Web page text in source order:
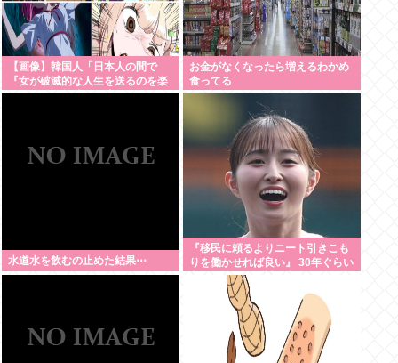
【画像】韓国人「日本人の間で
『女が破滅的な人生を送るのを楽
しむ陰湿な趣味』が流行ってい
お金がなくなったら増えるわかめ
食ってる
水道水を飲むの止めた結果⋯
『移民に頼るよりニート引きこも
りを働かせれば良い』 30年ぐらい
言ってるけど絶対に実現しない理